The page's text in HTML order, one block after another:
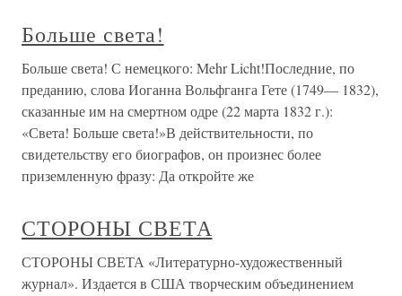
Больше света!
Больше света! С немецкого: Mehr Licht!Последние, по
преданию, слова Иоганна Вольфганга Гете (1749— 1832),
сказанные им на смертном одре (22 марта 1832 г.):
«Света! Больше света!»В действительности, по
свидетельству его биографов, он произнес более
приземленную фразу: Да откройте же
СТОРОНЫ СВЕТА
СТОРОНЫ СВЕТА «Литературно-художественный
журнал». Издается в США творческим объединением